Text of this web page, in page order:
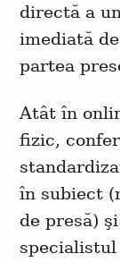
directă a
imediată
partea
Atât în
fizic,
în subiect
de presă)